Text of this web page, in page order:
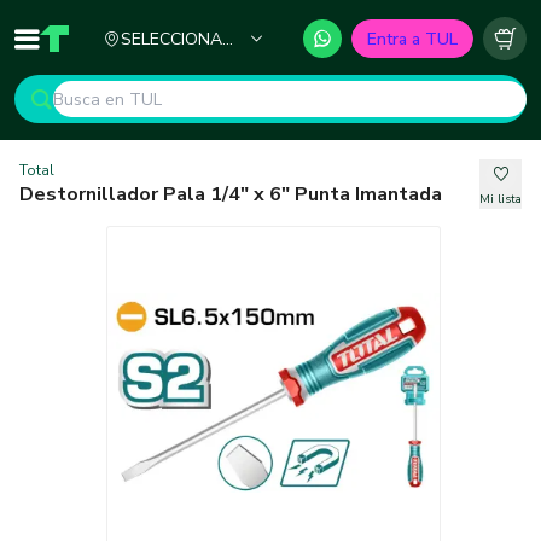
Inicio TUL - Tu Marketplace de Construcción
SELECCIONA
Entra a TUL
Total
Destornillador Pala 1/4" x 6" Punta Imantada Mi lista